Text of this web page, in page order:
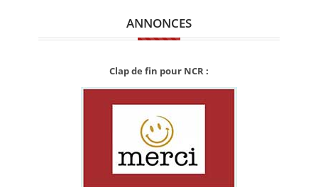
PETITES ANNONCES
ANNONCES
Clap de fin pour NCR :